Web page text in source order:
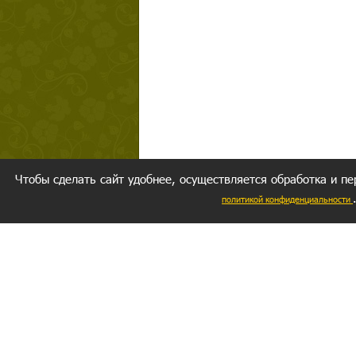
Чтобы сделать сайт удобнее, осуществляется обработка и
политикой конфиденциальности